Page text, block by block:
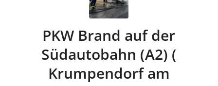
PKW Brand auf der
Südautobahn (A2) (
Krumpendorf am